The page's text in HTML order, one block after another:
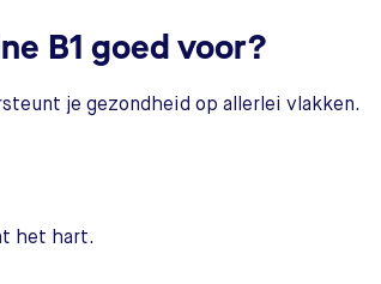
B1 goed voor?
je gezondheid op allerlei vlakken.
het hart.